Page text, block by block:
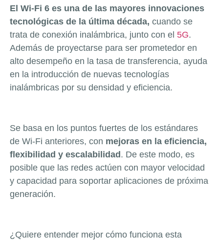
El Wi-Fi 6 es una de las mayores innovaciones
tecnológicas de la última década, cuando se
trata de conexión inalámbrica, junto con el 5G.
Además de proyectarse para ser prometedor en
alto desempeño en la tasa de transferencia, ayuda
en la introducción de nuevas tecnologías
inalámbricas por su densidad y eficiencia.
Se basa en los puntos fuertes de los estándares
de Wi-Fi anteriores, con mejoras en la eficiencia,
flexibilidad y escalabilidad. De este modo, es
posible que las redes actúen con mayor velocidad
y capacidad para soportar aplicaciones de próxima
generación.
¿Quiere entender mejor cómo funciona esta